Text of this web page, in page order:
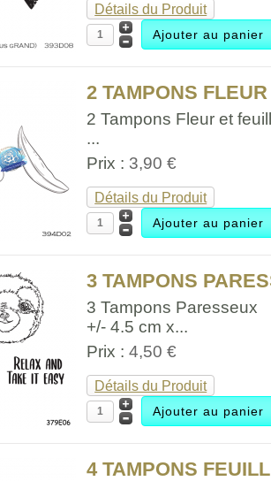
Détails du Produit
2 TAMPONS
2 Tampons Fleur et
...
Prix : 3,90 €
Détails du Produit
3 TAMPONS
3 Tampons Paresseux
+/- 4.5 cm x...
Prix :4,50 €
Détails du Produit
4 TAMPONS